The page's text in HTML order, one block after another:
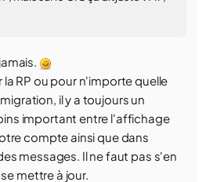
RP ou pour n'importe quelle
il y a toujours un
important entre l'affichage
compte ainsi que dans
messages. Il ne faut pas s'en
mettre à jour.